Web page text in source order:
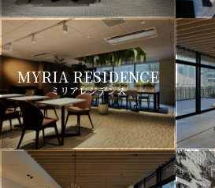
MYRIA RESIDENCE
ミリアレジデンス